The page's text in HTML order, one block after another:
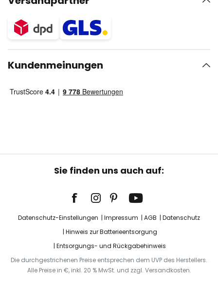
Kundenmeinungen
Sie finden uns auch auf:
Datenschutz-Einstellungen Impressum AGB
Datenschutz
Hinweis zur Batterieentsorgung
Entsorgungs- und Rückgabehinweis
Die durchgestrichenen Preise entsprechen dem UVP des Herstellers.
Alle Preise in €, inkl. 20 % MwSt. und zzgl. Versandkosten.